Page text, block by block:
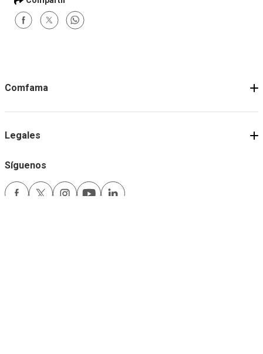
Comfama
Legales
Síguenos